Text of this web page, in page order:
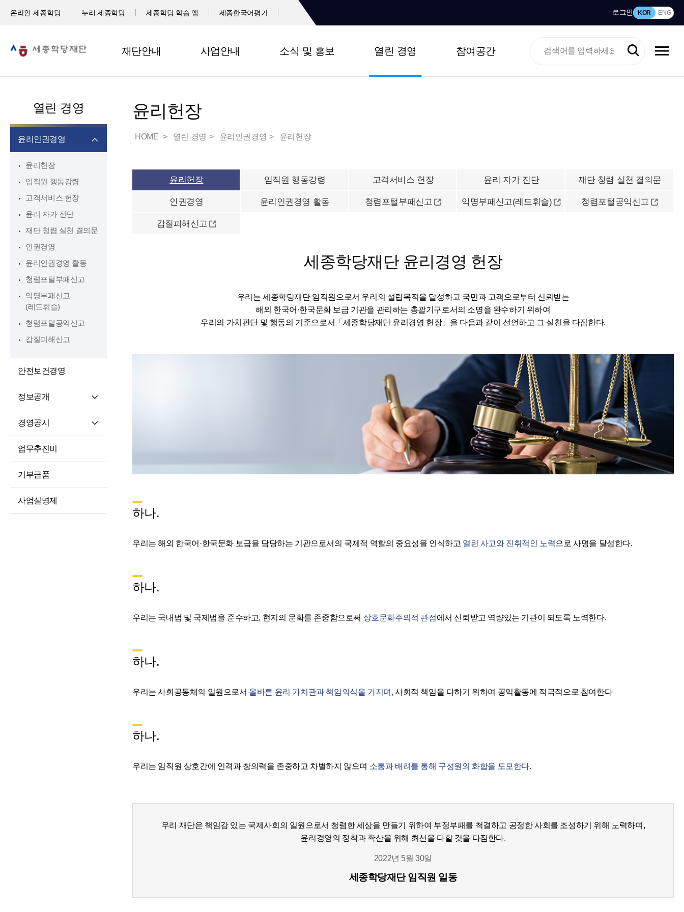
온라인 세종학당 누리 세종학당 세종학당 학습 앱 세종한국어평가 로그인 KOR ENG
재단안내 사업안내 소식 및 홍보 열린 경영 참여공간
열린 경영
윤리인권경영
윤리헌장
임직원 행동강령
고객서비스 헌장
윤리 자가 진단
재단 청렴 실천 결의문
인권경영
윤리인권경영 활동
청렴포털부패신고
익명부패신고
(레드휘슬)
청렴포털공익신고
갑질피해신고
안전보건경영
정보공개
처리절차
정보공개방법
불복구제절차
경영공시
징계처분 결과
소송 및 소송대리인
현황
업무추진비
기부금품
사업실명제
윤리헌장
HOME 열린 경영 윤리인권경영 윤리헌장
윤리헌장 임직원 행동강령 고객서비스 헌장 윤리 자가 진단 재단 청렴 실천 결의문
인권경영 윤리인권경영 활동 청렴포털부패신고 익명부패신고(레드휘슬) 청렴포털공익신고
갑질피해신고
세종학당재단 윤리경영 헌장
우리는 세종학당재단 임직원으로서 우리의 설립목적을 달성하고 국민과 고객으로부터 신뢰받는
해외 한국어·한국문화 보급 기관을 관리하는 총괄기구로서의 소명을 완수하기 위하여
우리의 가치판단 및 행동의 기준으로서「세종학당재단 윤리경영 헌장」을 다음과 같이 선언하고 그 실천을 다짐한다.
하나.
우리는 해외 한국어·한국문화 보급을 담당하는 기관으로서의 국제적 역할의 중요성을 인식하고 열린 사고와 진취적인 노력으로 사명을 달성한다.
하나.
우리는 국내법 및 국제법을 준수하고, 현지의 문화를 존중함으로써 상호문화주의적 관점에서 신뢰받고 역량있는 기관이 되도록 노력한다.
하나.
우리는 사회공동체의 일원으로서 올바른 윤리 가치관과 책임의식을 가지며, 사회적 책임을 다하기 위하여 공익활동에 적극적으로 참여한다
하나.
우리는 임직원 상호간에 인격과 창의력을 존중하고 차별하지 않으며 소통과 배려를 통해 구성원의 화합을 도모한다.
우리 재단은 책임감 있는 국제사회의 일원으로서 청렴한 세상을 만들기 위하여 부정부패를 척결하고 공정한 사회를 조성하기 위해 노력하며,
윤리경영의 정착과 확산을 위해 최선을 다할 것을 다짐한다.
2022년 5월 30일
세종학당재단 임직원 일동